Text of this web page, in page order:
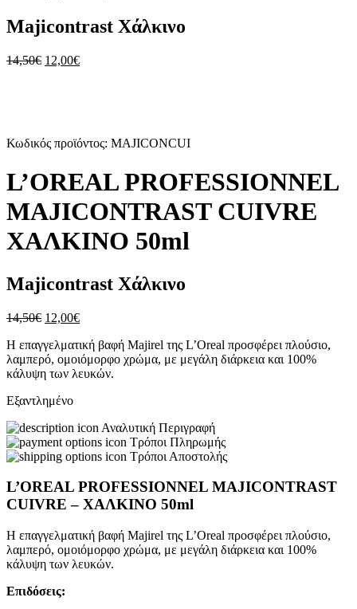
Majicontrast Χάλκινο
14,50€ 12,00€
Κωδικός προϊόντος: MAJICONCUI
L’OREAL PROFESSIONNEL
MAJICONTRAST CUIVRE
ΧΑΛΚΙΝΟ 50ml
Majicontrast Χάλκινο
14,50€ 12,00€
Η επαγγελματική βαφή Majirel της L’Oreal προσφέρει πλούσιο,
λαμπερό, ομοιόμορφο χρώμα, με μεγάλη διάρκεια και 100%
κάλυψη των λευκών.
Εξαντλημένο
Αναλυτική Περιγραφή
Τρόποι Πληρωμής
Τρόποι Αποστολής
L’OREAL PROFESSIONNEL MAJICONTRAST
CUIVRE – ΧΑΛΚΙΝΟ 50ml
Η επαγγελματική βαφή Majirel της L’Oreal προσφέρει πλούσιο,
λαμπερό, ομοιόμορφο χρώμα, με μεγάλη διάρκεια και 100%
κάλυψη των λευκών.
Επιδόσεις: